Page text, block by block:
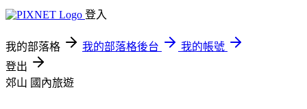
登入
我的部落格 我的部落格後台
我的帳號
登出
郊山 國內旅遊